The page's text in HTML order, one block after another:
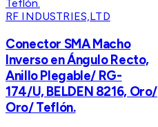
RF INDUSTRIES,LTD
Conector SMA Macho
Inverso en Ángulo Recto,
Anillo Plegable/ RG-
174/U, BELDEN 8216, Oro/
Oro/ Teflón.